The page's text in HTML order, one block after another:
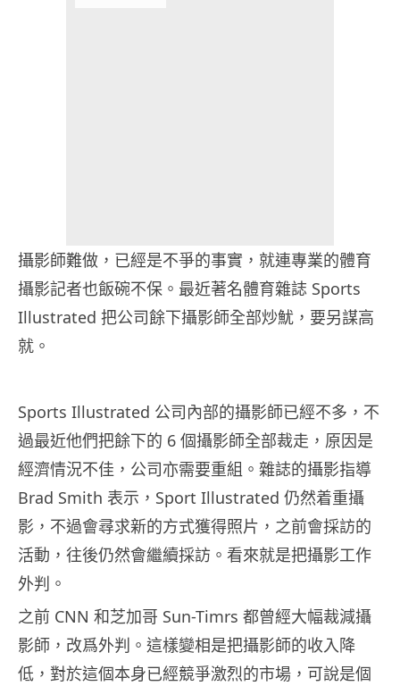
攝影師難做，已經是不爭的事實，就連專業的體育
攝影記者也飯碗不保。最近著名體育雜誌 Sports
Illustrated 把公司餘下攝影師全部炒魷，要另謀高
就。
Sports Illustrated 公司內部的攝影師已經不多，不
過最近他們把餘下的 6 個攝影師全部裁走，原因是
經濟情況不佳，公司亦需要重組。雜誌的攝影指導
Brad Smith 表示，Sport Illustrated 仍然着重攝
影，不過會尋求新的方式獲得照片，之前會採訪的
活動，往後仍然會繼續採訪。看來就是把攝影工作
外判。
之前 CNN 和芝加哥 Sun-Timrs 都曾經大幅裁減攝
影師，改爲外判。這樣變相是把攝影師的收入降
低，對於這個本身已經競爭激烈的市場，可說是個